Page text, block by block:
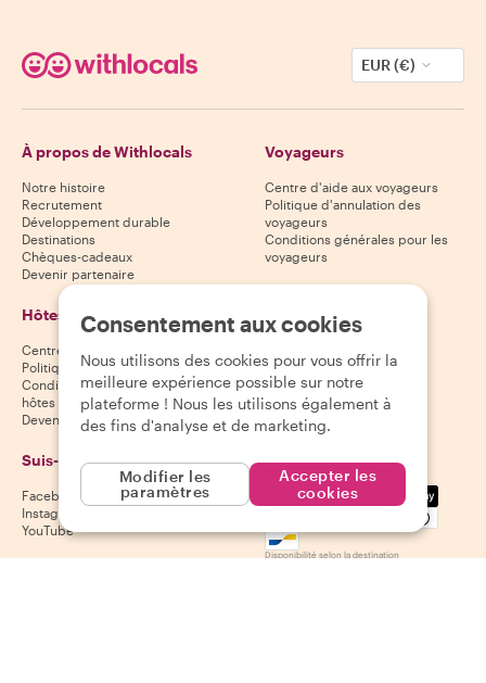
EUR (€)
À propos de Withlocals
Notre histoire
Recrutement
Développement durable
Destinations
Chèques-cadeaux
Devenir partenaire
Voyageurs
Centre d'aide aux voyageurs
Politique d'annulation des
voyageurs
Conditions générales pour les
voyageurs
Hôtes
Centre d'aide aux hôtes
Politique d'annulation des hôtes
Conditions générales pour les
hôtes
Devenir hôte
Télécharge notre
application
App Store
Google Play Store
Suis-nous
Facebook
Instagram
YouTube
Nous acceptons
Mastercard, Visa, Amex,
Disponibilité selon la destination
Consentement aux cookies
Nous utilisons des cookies pour vous offrir la
meilleure expérience possible sur notre
plateforme ! Nous les utilisons également à
des fins d'analyse et de marketing.
Modifier les
paramètres
Accepter les
cookies